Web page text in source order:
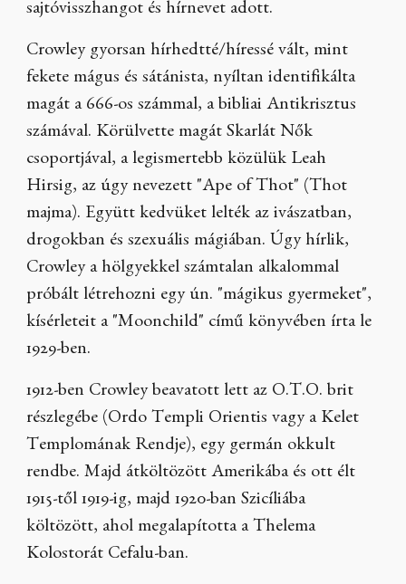
sajtóvisszhangot és hírnevet adott.
Crowley gyorsan hírhedtté/híressé vált, mint
fekete mágus és sátánista, nyíltan identifikálta
magát a 666-os számmal, a bibliai Antikrisztus
számával. Körülvette magát Skarlát Nők
csoportjával, a legismertebb közülük Leah
Hirsig, az úgy nevezett "Ape of Thot" (Thot
majma). Együtt kedvüket lelték az ivászatban,
drogokban és szexuális mágiában. Úgy hírlik,
Crowley a hölgyekkel számtalan alkalommal
próbált létrehozni egy ún. "mágikus gyermeket",
kísérleteit a "Moonchild" című könyvében írta le
1929-ben.
1912-ben Crowley beavatott lett az O.T.O. brit
részlegébe (Ordo Templi Orientis vagy a Kelet
Templomának Rendje), egy germán okkult
rendbe. Majd átköltözött Amerikába és ott élt
1915-től 1919-ig, majd 1920-ban Szicíliába
költözött, ahol megalapította a Thelema
Kolostorát Cefalu-ban.